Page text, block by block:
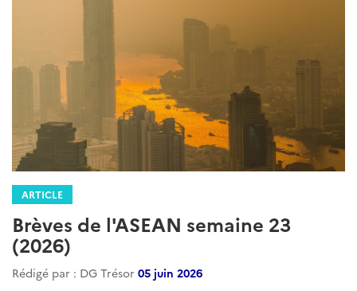
ARTICLE
Brèves de l'ASEAN semaine 23
(2026)
Rédigé par : DG Trésor 05 juin 2026